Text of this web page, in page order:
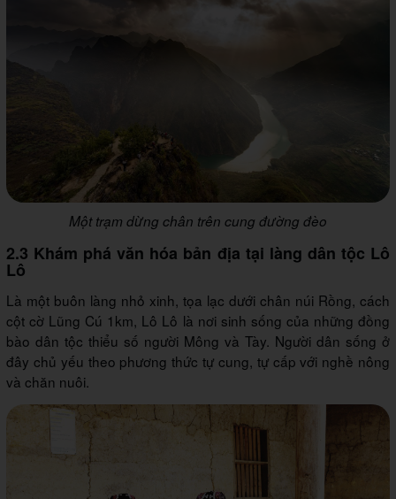
Một trạm dừng chân trên cung đường đèo
2.3 Khám phá văn hóa bản địa tại làng dân tộc Lô
Lô
Là một buôn làng nhỏ xinh, tọa lạc dưới chân núi Rồng, cách
cột cờ Lũng Cú 1km, Lô Lô là nơi sinh sống của những đồng
bào dân tộc thiểu số người Mông và Tày. Người dân sống ở
đây chủ yếu theo phương thức tự cung, tự cấp với nghề nông
và chăn nuôi.